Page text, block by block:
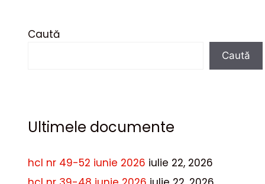
Caută
Caută
Ultimele documente
hcl nr 49-52 iunie 2026 iulie 22, 2026